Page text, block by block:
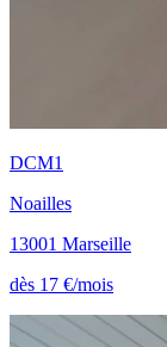
DCM1
Noailles
13001 Marseille
dès 17 €/mois